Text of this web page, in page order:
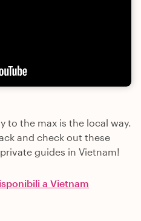
to the max is the local way.
and check out these
guides in Vietnam!
a Vietnam